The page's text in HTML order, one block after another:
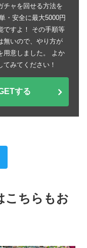
チャを回せる方法を
・安全に最大5000円
ですよ！ その手順等
無いので、やり方が
用意しました。 よか
みてください！
する
こちらもお